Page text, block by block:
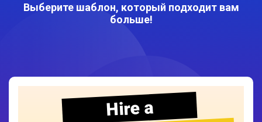
Выберите шаблон, который подходит вам
больше!
Hire a